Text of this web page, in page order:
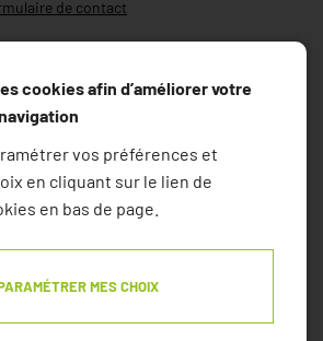
de contact
Champ
cookies afin d’améliorer votre
vos préférences et
en cliquant sur le lien de
en bas de page.
MES CHOIX